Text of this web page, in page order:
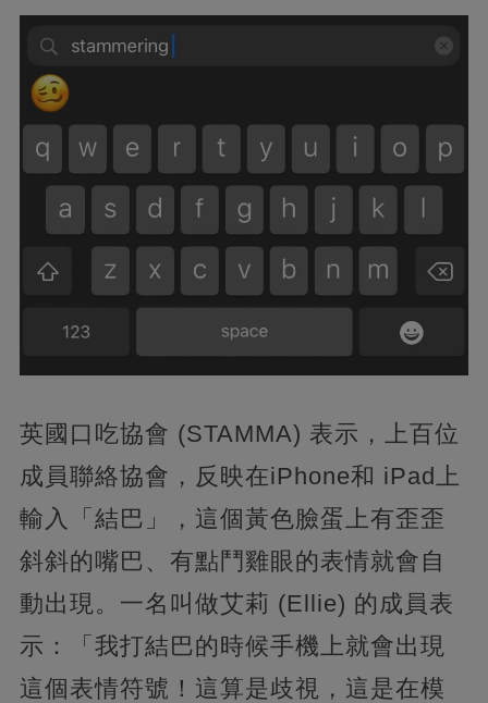
英國口吃協會 (STAMMA) 表示，
上百位
成員聯絡協會，反映在iPhone和 iPad上
輸入「結巴」，這個黃色臉蛋上有歪歪
斜斜的嘴巴、有點鬥雞眼的表情就會自
動出現。一名叫做艾莉 (Ellie) 的成員表
示：「我打結巴的時候手機上就會出現
這個表情符號！這算是歧視， 這是在模